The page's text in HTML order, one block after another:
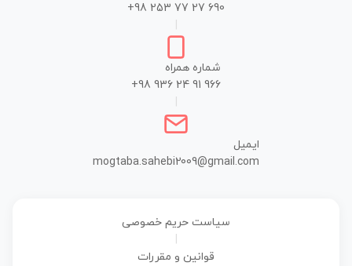
+98 253 77 27 690
شماره همراه
+98 936 24 91 966
ایمیل
mogtaba.sahebi2009@gmail.com
سیاست حریم خصوصی
قوانین و مقررات